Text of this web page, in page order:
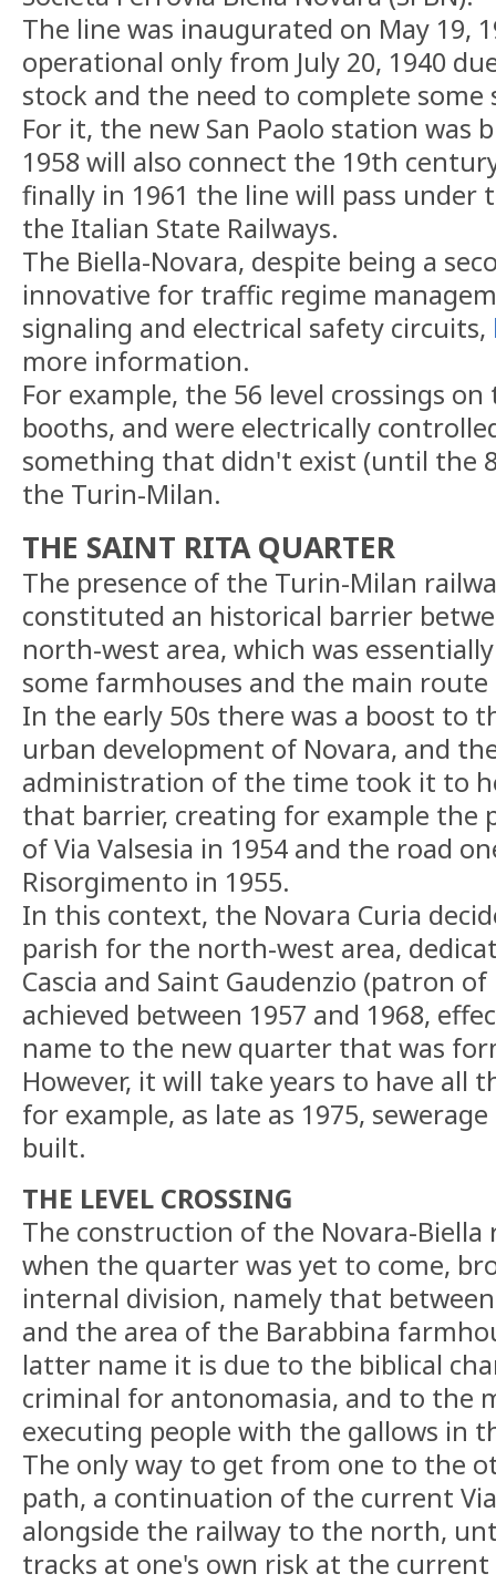
The line was inaugurated on May 19,
operational only from July 20, 1940
stock and the need to complete some
For it, the new San Paolo station was
1958 will also connect the 19th
finally in 1961 the line will pass under
the Italian State Railways.
The Biella-Novara, despite being a
innovative for traffic regime
signaling and electrical safety circuits,
more information.
For example, the 56 level crossings
booths, and were electrically
something that didn't exist (until the
the Turin-Milan.
THE SAINT RITA QUARTER
The presence of the Turin-Milan
constituted an historical barrier
north-west area, which was
some farmhouses and the main route
In the early 50s there was a boost to
urban development of Novara, and
administration of the time took it to
that barrier, creating for example the
of Via Valsesia in 1954 and the road
Risorgimento in 1955.
In this context, the Novara Curia
parish for the north-west area,
Cascia and Saint Gaudenzio (patron
achieved between 1957 and 1968,
name to the new quarter that was
However, it will take years to have all
for example, as late as 1975,
built.
THE LEVEL CROSSING
The construction of the Novara-Biella
when the quarter was yet to come,
internal division, namely that
and the area of the Barabbina
latter name it is due to the biblical
criminal for antonomasia, and to the
executing people with the gallows in
The only way to get from one to the
path, a continuation of the current
alongside the railway to the north,
tracks at one's own risk at the current